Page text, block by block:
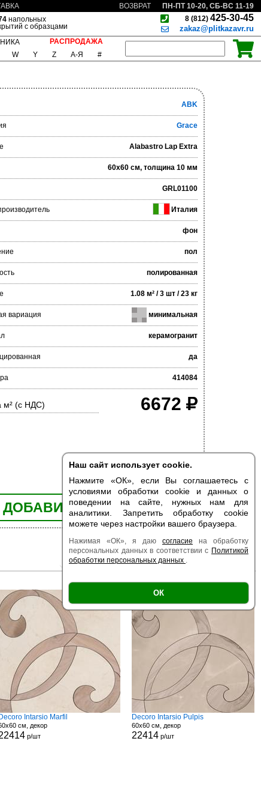
Наш сайт использует cookie.
Нажмите «ОК», если Вы соглашаетесь с
условиями обработки cookie и данных о
поведении на сайте, нужных нам для
аналитики. Запретить обработку cookie
можете через настройки вашего браузера.
Нажимая «ОК», я даю согласие на обработку
персональных данных в соответствии с Политикой
обработки персональных данных .
ОК
ВОЗВРАТ
ПН-ПТ 10-20, СБ-ВС 11-19
напольных
с образцами
8 (812) 425-30-45
zakaz@plitkazavr.ru
РАСПРОДАЖА
W Y Z А-Я #
ABK
Grace
Alabastro Lap Extra
60x60 см, толщина 10 мм
GRL01100
Италия
фон
пол
полированная
1.08 м² / 3 шт / 23 кг
вариация минимальная
керамогранит
да
414084
м² (с НДС) 6672
ДОБАВИТЬ В КОРЗИНУ
Есть образец | Поверхность |
Decoro Intarsio Marfil
см, декор
р/шт
Decoro Intarsio Pulpis
60x60 см, декор
22414 р/шт